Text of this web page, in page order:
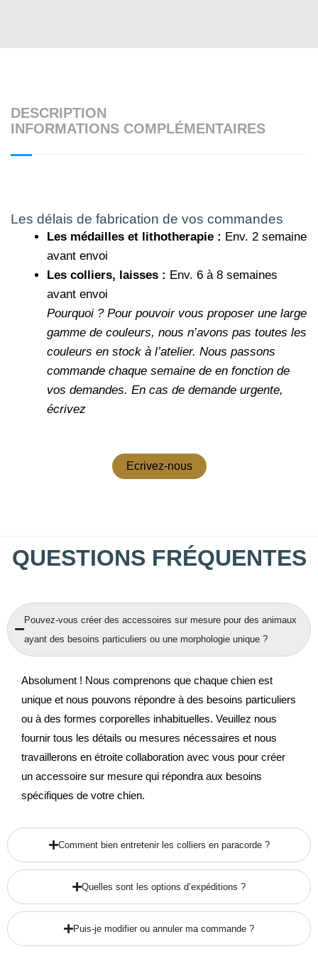
DESCRIPTION
INFORMATIONS COMPLÉMENTAIRES
Les délais de fabrication de vos commandes
Les médailles et lithotherapie : Env. 2 semaine
avant envoi
Les colliers, laisses : Env. 6 à 8 semaines
avant envoi
Pourquoi ? Pour pouvoir vous proposer une large
gamme de couleurs, nous n’avons pas toutes les
couleurs en stock à l’atelier. Nous passons
commande chaque semaine de en fonction de
vos demandes. En cas de demande urgente,
écrivez
Ecrivez-nous
QUESTIONS FRÉQUENTES
Pouvez-vous créer des accessoires sur mesure pour des animaux
ayant des besoins particuliers ou une morphologie unique ?
Absolument ! Nous comprenons que chaque chien est
unique et nous pouvons répondre à des besoins particuliers
ou à des formes corporelles inhabituelles. Veuillez nous
fournir tous les détails ou mesures nécessaires et nous
travaillerons en étroite collaboration avec vous pour créer
un accessoire sur mesure qui répondra aux besoins
spécifiques de votre chien.
Comment bien entretenir les colliers en paracorde ?
Quelles sont les options d’expéditions ?
Puis-je modifier ou annuler ma commande ?